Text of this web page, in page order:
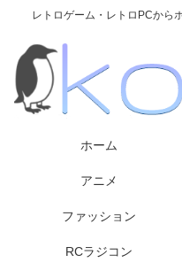
レトロゲーム・レトロPCから
ホーム
アニメ
ファッション
RCラジコン